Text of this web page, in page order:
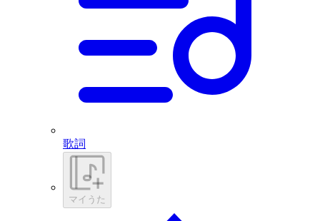
歌詞
マイうた